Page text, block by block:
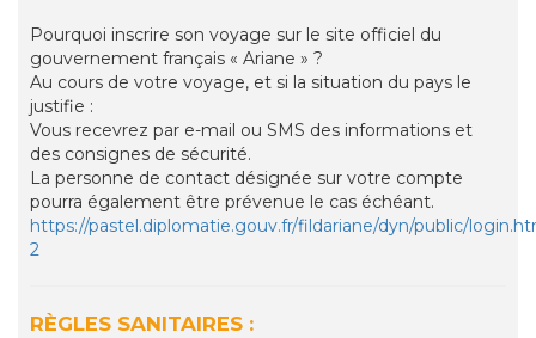
Pourquoi inscrire son voyage sur le site officiel du
gouvernement français « Ariane » ?
Au cours de votre voyage, et si la situation du pays le
justifie :
Vous recevrez par e-mail ou SMS des informations et
des consignes de sécurité.
La personne de contact désignée sur votre compte
pourra également être prévenue le cas échéant.
https://pastel.diplomatie.gouv.fr/fildariane/dyn/public/
2
RÈGLES SANITAIRES :